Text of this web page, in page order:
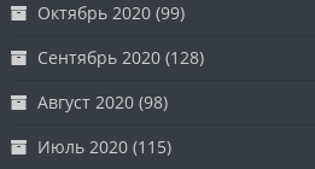
Октябрь 2020 (99)
Сентябрь 2020 (128)
Август 2020 (98)
Июль 2020 (115)